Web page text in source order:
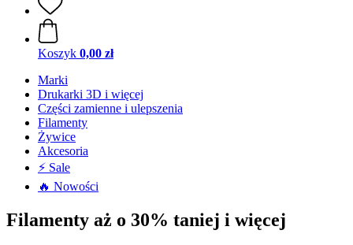
Koszyk 0,00 zł
Marki
Drukarki 3D i więcej
Części zamienne i ulepszenia
Filamenty
Żywice
Akcesoria
⚡ Sale
🔥 Nowości
Filamenty aż o 30% taniej i więcej